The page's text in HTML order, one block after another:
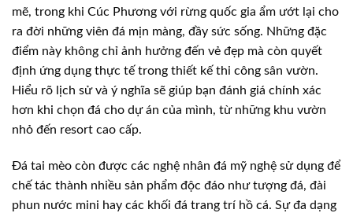
mẽ, trong khi Cúc Phương với rừng quốc gia ẩm ướt lại cho
ra đời những viên đá mịn màng, đầy sức sống. Những đặc
điểm này không chỉ ảnh hưởng đến vẻ đẹp mà còn quyết
định ứng dụng thực tế trong thiết kế thi công sân vườn.
Hiểu rõ lịch sử và ý nghĩa sẽ giúp bạn đánh giá chính xác
hơn khi chọn đá cho dự án của mình, từ những khu vườn
nhỏ đến resort cao cấp.
Đá tai mèo còn được các nghệ nhân đá mỹ nghệ sử dụng để
chế tác thành nhiều sản phẩm độc đáo như tượng đá, đài
phun nước mini hay các khối đá trang trí hồ cá. Sự đa dạng